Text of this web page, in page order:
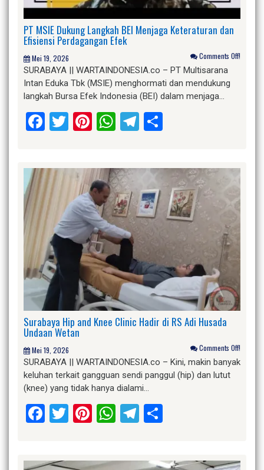
PT MSIE Dukung Langkah BEI Menjaga Keteraturan dan
Efisiensi Perdagangan Efek
Mei 19, 2026 Comments Off!
SURABAYA || WARTAINDONESIA.co – PT Multisarana
Intan Eduka Tbk (MSIE) menghormati dan mendukung
langkah Bursa Efek Indonesia (BEI) dalam menjaga…
Facebook
Twitter
Pinterest
WhatsApp
Telegram
Surabaya Hip and Knee Clinic Hadir di RS Adi Husada
Undaan Wetan
Mei 19, 2026 Comments Off!
SURABAYA || WARTAINDONESIA.co – Kini, makin banyak
keluhan terkait gangguan sendi panggul (hip) dan lutut
(knee) yang tidak hanya dialami…
Facebook
Twitter
Pinterest
WhatsApp
Telegram